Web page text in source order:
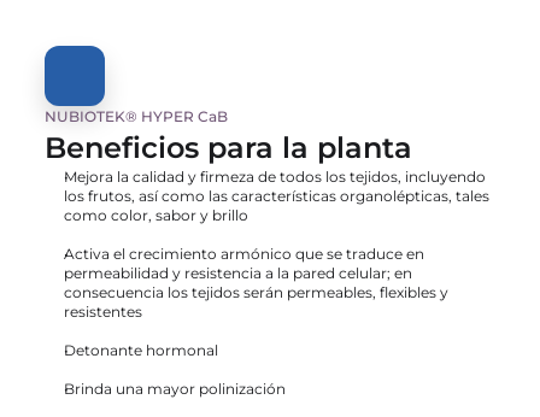
NUBIOTEK® HYPER CaB
Beneficios para la planta
Mejora la calidad y firmeza de todos los tejidos, incluyendo
los frutos, así como las características organolépticas, tales
como color, sabor y brillo
Activa el crecimiento armónico que se traduce en
permeabilidad y resistencia a la pared celular; en
consecuencia los tejidos serán permeables, flexibles y
resistentes
Detonante hormonal
Brinda una mayor polinización